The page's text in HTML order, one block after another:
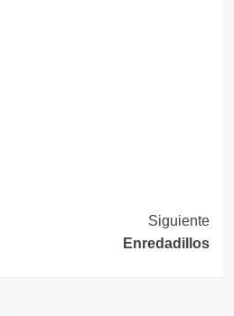
Siguiente
Enredadillos